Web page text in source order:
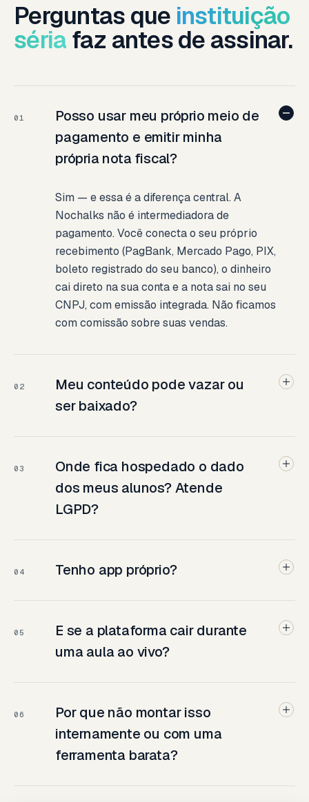
Perguntas que instituição
séria faz antes de assinar.
01
Posso usar meu próprio meio de
pagamento e emitir minha
própria nota fiscal?
Sim — e essa é a diferença central. A
Nochalks não é intermediadora de
pagamento. Você conecta o seu próprio
recebimento (PagBank, Mercado Pago, PIX,
boleto registrado do seu banco), o dinheiro
cai direto na sua conta e a nota sai no seu
CNPJ, com emissão integrada. Não ficamos
com comissão sobre suas vendas.
02
Meu conteúdo pode vazar ou
ser baixado?
03
Onde fica hospedado o dado
dos meus alunos? Atende
LGPD?
04 Tenho app próprio?
05
E se a plataforma cair durante
uma aula ao vivo?
06
Por que não montar isso
internamente ou com uma
ferramenta barata?